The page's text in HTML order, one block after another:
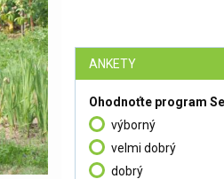
ANKETY
Ohodnoťte program
výborný
velmi dobrý
dobrý